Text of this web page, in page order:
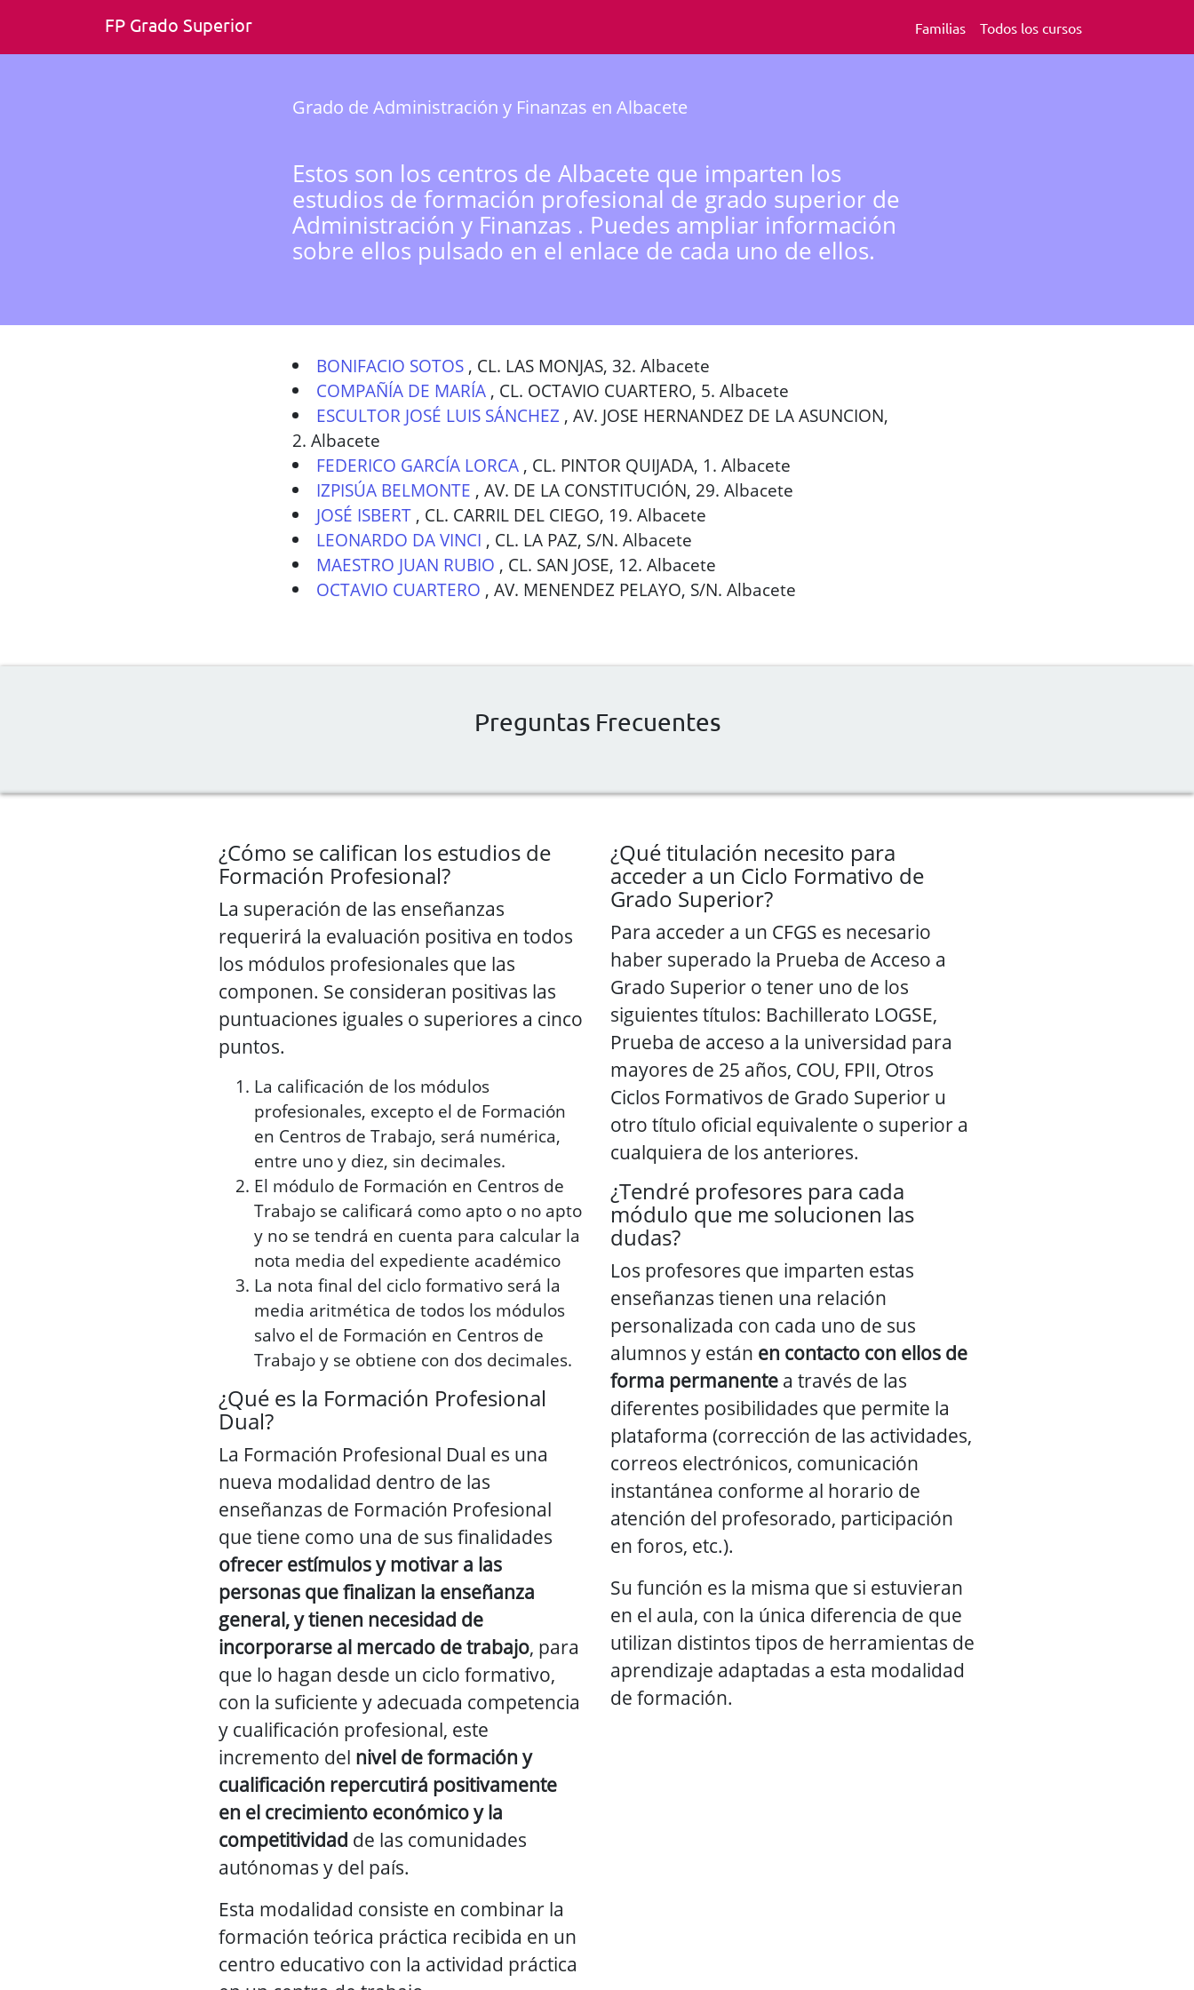
FP Grado Superior Familias Todos los cursos
Grado de Administración y Finanzas en Albacete
Estos son los centros de Albacete que imparten los
estudios de formación profesional de grado superior de
Administración y Finanzas . Puedes ampliar información
sobre ellos pulsado en el enlace de cada uno de ellos.
BONIFACIO SOTOS , CL. LAS MONJAS, 32. Albacete
COMPAÑÍA DE MARÍA , CL. OCTAVIO CUARTERO, 5. Albacete
ESCULTOR JOSÉ LUIS SÁNCHEZ , AV. JOSE HERNANDEZ DE LA ASUNCION,
2. Albacete
FEDERICO GARCÍA LORCA , CL. PINTOR QUIJADA, 1. Albacete
IZPISÚA BELMONTE , AV. DE LA CONSTITUCIÓN, 29. Albacete
JOSÉ ISBERT , CL. CARRIL DEL CIEGO, 19. Albacete
LEONARDO DA VINCI , CL. LA PAZ, S/N. Albacete
MAESTRO JUAN RUBIO , CL. SAN JOSE, 12. Albacete
OCTAVIO CUARTERO , AV. MENENDEZ PELAYO, S/N. Albacete
Preguntas Frecuentes
¿Cómo se califican los estudios de
Formación Profesional?
La superación de las enseñanzas
requerirá la evaluación positiva en todos
los módulos profesionales que las
componen. Se consideran positivas las
puntuaciones iguales o superiores a cinco
puntos.
La calificación de los módulos
profesionales, excepto el de Formación
en Centros de Trabajo, será numérica,
entre uno y diez, sin decimales.
El módulo de Formación en Centros de
Trabajo se calificará como apto o no apto
y no se tendrá en cuenta para calcular la
nota media del expediente académico
La nota final del ciclo formativo será la
media aritmética de todos los módulos
salvo el de Formación en Centros de
Trabajo y se obtiene con dos decimales.
¿Qué es la Formación Profesional
Dual?
La Formación Profesional Dual es una
nueva modalidad dentro de las
enseñanzas de Formación Profesional
que tiene como una de sus finalidades
ofrecer estímulos y motivar a las
personas que finalizan la enseñanza
general, y tienen necesidad de
incorporarse al mercado de trabajo, para
que lo hagan desde un ciclo formativo,
con la suficiente y adecuada competencia
y cualificación profesional, este
incremento del nivel de formación y
cualificación repercutirá positivamente
en el crecimiento económico y la
competitividad de las comunidades
autónomas y del país.
Esta modalidad consiste en combinar la
formación teórica práctica recibida en un
centro educativo con la actividad práctica
¿Qué titulación necesito para
acceder a un Ciclo Formativo de
Grado Superior?
Para acceder a un CFGS es necesario
haber superado la Prueba de Acceso a
Grado Superior o tener uno de los
siguientes títulos: Bachillerato LOGSE,
Prueba de acceso a la universidad para
mayores de 25 años, COU, FPII, Otros
Ciclos Formativos de Grado Superior u
otro título oficial equivalente o superior a
cualquiera de los anteriores.
¿Tendré profesores para cada
módulo que me solucionen las
dudas?
Los profesores que imparten estas
enseñanzas tienen una relación
personalizada con cada uno de sus
alumnos y están en contacto con ellos de
forma permanente a través de las
diferentes posibilidades que permite la
plataforma (corrección de las actividades,
correos electrónicos, comunicación
instantánea conforme al horario de
atención del profesorado, participación
en foros, etc.).
Su función es la misma que si estuvieran
en el aula, con la única diferencia de que
utilizan distintos tipos de herramientas de
aprendizaje adaptadas a esta modalidad
de formación.